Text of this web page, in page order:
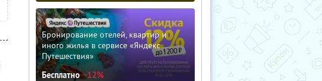
Бронирование отелей, квартир и
иного жилья в сервисе «Яндекс
Путешествия»
Бесплатно -12%